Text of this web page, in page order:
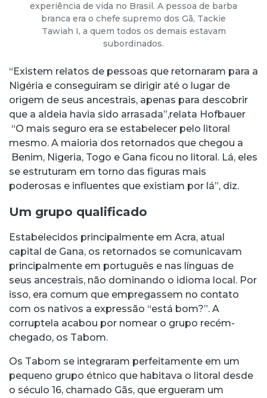
experiência de vida no Brasil. A pessoa de barba
branca era o chefe supremo dos Gã, Tackie
Tawiah I, a quem todos os demais estavam
subordinados.
“Existem relatos de pessoas que retornaram para a
Nigéria e conseguiram se dirigir até o lugar de
origem de seus ancestrais, apenas para descobrir
que a aldeia havia sido arrasada”,relata Hofbauer
“O mais seguro era se estabelecer pelo litoral
mesmo. A maioria dos retornados que chegou a
Benim, Nigeria, Togo e Gana ficou no litoral. Lá, eles
se estruturam em torno das figuras mais
poderosas e influentes que existiam por lá”, diz.
Um grupo qualificado
Estabelecidos principalmente em Acra, atual
capital de Gana, os retornados se comunicavam
principalmente em português e nas línguas de
seus ancestrais, não dominando o idioma local. Por
isso, era comum que empregassem no contato
com os nativos a expressão “está bom?”. A
corruptela acabou por nomear o grupo recém-
chegado, os Tabom.
Os Tabom se integraram perfeitamente em um
pequeno grupo étnico que habitava o litoral desde
o século 16, chamado Gãs, que ergueram um